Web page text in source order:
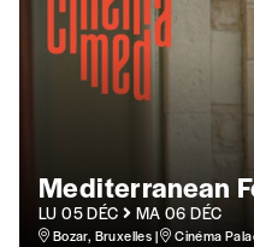
Format
Je
Édition papier
uniquement)
Mediterranean
LU 05 DÉC MA 06 DÉC
Bozar, Bruxelles | Cinéma